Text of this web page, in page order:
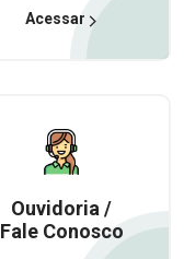
Acessar
Ouvidoria /
Fale Conosco